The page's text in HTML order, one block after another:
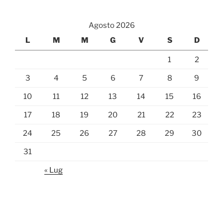
Agosto 2026
L
M M G V S D
1 2
3 4 5 6 7 8 9
10 11 12 13 14 15 16
17 18 19 20 21 22 23
24 25 26 27 28 29 30
31
« Lug